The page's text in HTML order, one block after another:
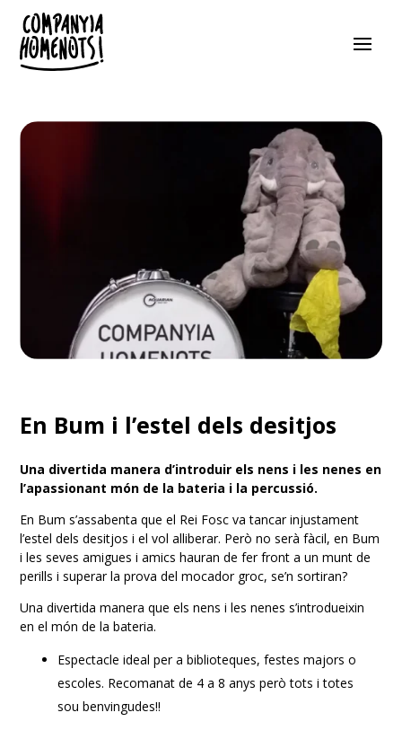
En Bum i l’estel dels desitjos
Una divertida manera d’introduir els nens i les nenes en
l’apassionant món de la bateria i la percussió.
En Bum s’assabenta que el Rei Fosc va tancar injustament
l’estel dels desitjos i el vol alliberar. Però no serà fàcil, en Bum
i les seves amigues i amics hauran de fer front a un munt de
perills i superar la prova del mocador groc, se’n sortiran?
Una divertida manera que els nens i les nenes s’introdueixin
en el món de la bateria.
Espectacle ideal per a biblioteques, festes majors o
escoles. Recomanat de 4 a 8 anys però tots i totes
sou benvingudes!!